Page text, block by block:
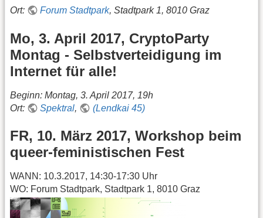
Ort: Forum Stadtpark, Stadtpark 1, 8010 Graz
Mo, 3. April 2017, CryptoParty
Montag - Selbstverteidigung im
Internet für alle!
Beginn: Montag, 3. April 2017, 19h
Ort:
Spektral, (Lendkai 45)
FR, 10. März 2017, Workshop beim
queer-feministischen Fest
WANN: 10.3.2017, 14:30-17:30 Uhr
WO: Forum Stadtpark, Stadtpark 1, 8010 Graz